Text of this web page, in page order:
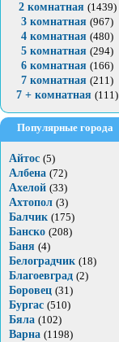
2 комнатная (1439)
3 комнатная (967)
4 комнатная (480)
5 комнатная (294)
6 комнатная (166)
7 комнатная (211)
7 + комнатная (111)
Популярные города
Айтос (5)
Албена (72)
Ахелой (33)
Ахтопол (3)
Балчик (175)
Банско (208)
Баня (4)
Белоградчик (18)
Благоевград (2)
Боровец (31)
Бургас (510)
Бяла (102)
Варна (1198)